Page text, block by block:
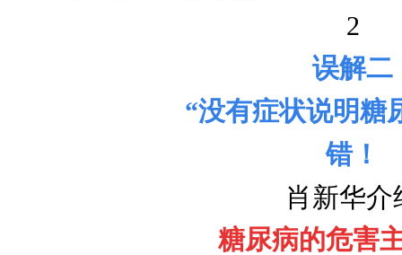
2
误解二
“没有症状说明糖
错！
肖新华介
糖尿病的危害